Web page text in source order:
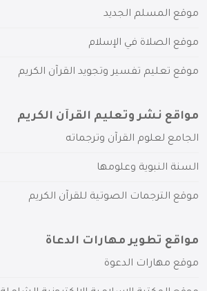
موقع المسلم الجديد
موقع الصلاة في الإسلام
موقع تعليم تفسير وتجويد القرآن الكريم
مواقع نشر وتعليم القرآن الكريم
الجامع لعلوم القرآن وترجماته
السنة النبوية وعلومها
موقع الترجمات الصوتية للقرآن الكريم
مواقع تطوير مهارات الدعاة
موقع مهارات الدعوة